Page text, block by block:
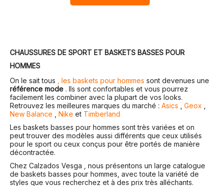
CHAUSSURES DE SPORT ET BASKETS BASSES POUR
HOMMES
On le sait tous , les baskets pour hommes sont devenues une
référence mode . Ils sont confortables et vous pourrez
facilement les combiner avec la plupart de vos looks.
Retrouvez les meilleures marques du marché : Asics , Geox ,
New Balance , Nike et Timberland
Les baskets basses pour hommes sont très variées et on
peut trouver des modèles aussi différents que ceux utilisés
pour le sport ou ceux conçus pour être portés de manière
décontractée.
Chez Calzados Vesga , nous présentons un large catalogue
de baskets basses pour hommes, avec toute la variété de
styles que vous recherchez et à des prix très alléchants.